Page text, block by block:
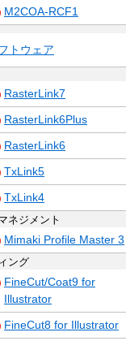
M2COA-RCF1
トウェア
RasterLink7
RasterLink6Plus
RasterLink6
TxLink5
TxLink4
ネジメント
Mimaki Profile Master 3
ング
FineCut/Coat9 for
Illustrator
FineCut8 for Illustrator